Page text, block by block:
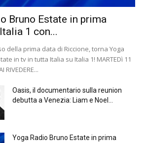
Bruno Estate in prima
1 con...
della prima data di Riccione, torna Yoga
in tv in tutta Italia su Italia 1! MARTEDì 11
RIVEDERE...
Oasis, il documentario sulla reunion
debutta a Venezia: Liam e Noel...
Yoga Radio Bruno Estate in prima